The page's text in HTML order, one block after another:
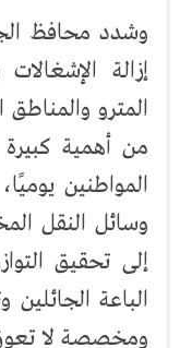
وشدد محافظ
إزالة
المترو
من أهمية
المواطنين
وسائل النقل
إلى تحقيق
الباعة
ومخصصة لا